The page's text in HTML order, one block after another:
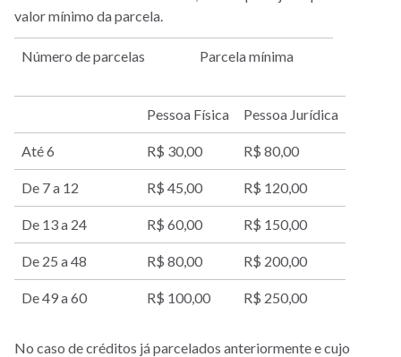
valor mínimo da parcela.
Número de parcelas Parcela mínima
Pessoa Física Pessoa Jurídica
Até 6 R$ 30,00 R$ 80,00
De 7 a 12 R$ 45,00 R$ 120,00
De 13 a 24 R$ 60,00 R$ 150,00
De 25 a 48 R$ 80,00 R$ 200,00
De 49 a 60 R$ 100,00 R$ 250,00
No caso de créditos já parcelados anteriormente e cujo